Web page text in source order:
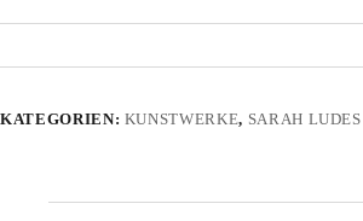
KATEGORIEN: KUNSTWERKE, SARAH LUDES